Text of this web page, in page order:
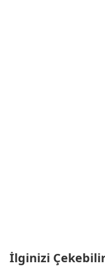
İlginizi